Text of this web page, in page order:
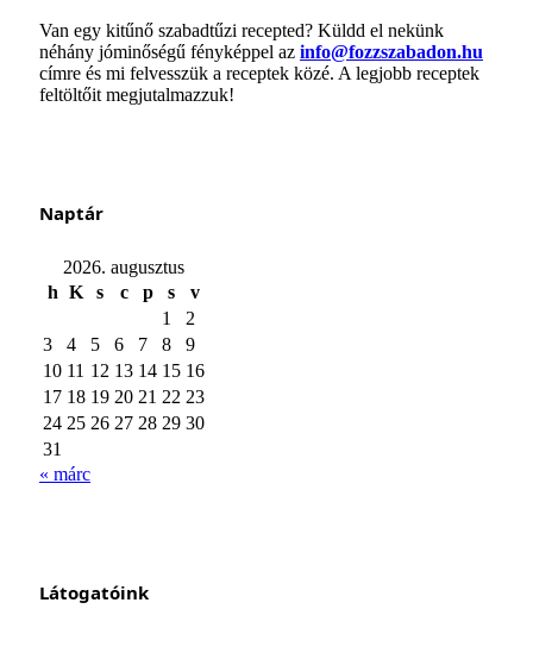
Van egy kitűnő szabadtűzi recepted? Küldd el nekünk
néhány jóminőségű fényképpel az info@fozzszabadon.hu
címre és mi felvesszük a receptek közé. A legjobb receptek
feltöltőit megjutalmazzuk!
Naptár
2026. augusztus
h K s c p s
v
1
2
3
4 5 6 7 8
9
10 11 12 13 14 15 16
17 18 19 20 21 22 23
24 25 26 27 28 29 30
31
« márc
Látogatóink